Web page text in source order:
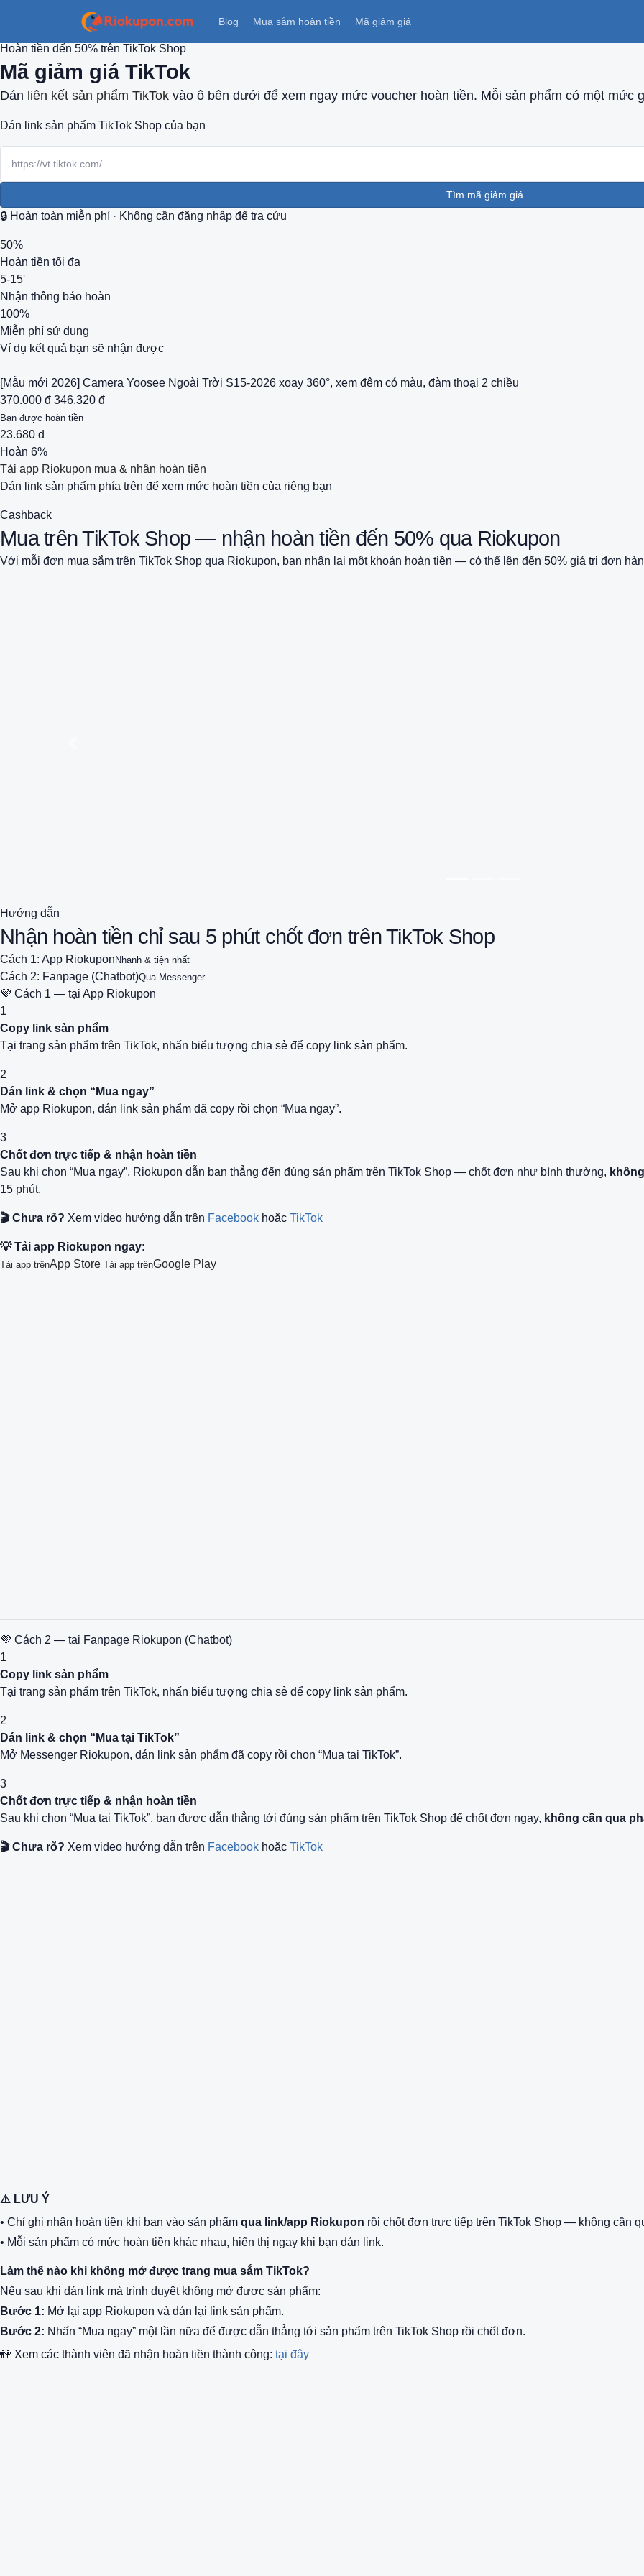
Blog Mua sắm hoàn tiền Mã giảm giá
Hoàn tiền đến 50% trên TikTok Shop
Mã giảm giá TikTok
Dán liên kết sản phẩm TikTok vào ô bên dưới để xem ngay mức voucher hoàn tiền. Mỗi sản phẩm có một mức
Dán link sản phẩm TikTok Shop của bạn
Tìm mã giảm giá
🔒 Hoàn toàn miễn phí · Không cần đăng nhập để tra cứu
50%
Hoàn tiền tối đa
5-15'
Nhận thông báo hoàn
100%
Miễn phí sử dụng
Ví dụ kết quả bạn sẽ nhận được
[Mẫu mới 2026] Camera Yoosee Ngoài Trời S15-2026 xoay 360°, xem đêm có màu, đàm thoại 2 chiều
370.000 đ 346.320 đ
Bạn được hoàn tiền
23.680 đ
Hoàn 6%
Tải app Riokupon mua & nhận hoàn tiền
Dán link sản phẩm phía trên để xem mức hoàn tiền của riêng bạn
Cashback
Mua trên TikTok Shop — nhận hoàn tiền đến 50% qua Riokupon
Với mỗi đơn mua sắm trên TikTok Shop qua Riokupon, bạn nhận lại một khoản hoàn tiền — có thể lên đến 50% giá trị đơn
Hướng dẫn
Nhận hoàn tiền chỉ sau 5 phút chốt đơn trên TikTok Shop
Cách 1: App Riokupon Nhanh & tiện nhất
Cách 2: Fanpage (Chatbot)Qua Messenger
💜 Cách 1 — tại App Riokupon
1
Copy link sản phẩm
Tại trang sản phẩm trên TikTok, nhấn biểu tượng chia sẻ để copy link sản phẩm.
2
Dán link & chọn “Mua ngay”
Mở app Riokupon, dán link sản phẩm đã copy rồi chọn “Mua ngay”.
3
Chốt đơn trực tiếp & nhận hoàn tiền
Sau khi chọn “Mua ngay”, Riokupon dẫn bạn thẳng đến đúng sản phẩm trên TikTok Shop — chốt đơn như bình thường,
15 phút.
🎬 Chưa rõ? Xem video hướng dẫn trên Facebook hoặc TikTok
💡 Tải app Riokupon ngay:
Tải app trênApp Store Tải app trênGoogle Play
💜 Cách 2 — tại Fanpage Riokupon (Chatbot)
1
Copy link sản phẩm
Tại trang sản phẩm trên TikTok, nhấn biểu tượng chia sẻ để copy link sản phẩm.
2
Dán link & chọn “Mua tại TikTok”
Mở Messenger Riokupon, dán link sản phẩm đã copy rồi chọn “Mua tại TikTok”.
3
Chốt đơn trực tiếp & nhận hoàn tiền
Sau khi chọn “Mua tại TikTok”, bạn được dẫn thẳng tới đúng sản phẩm trên TikTok Shop để chốt đơn ngay, không cần qua
🎬 Chưa rõ? Xem video hướng dẫn trên Facebook hoặc TikTok
⚠️ LƯU Ý
• Chỉ ghi nhận hoàn tiền khi bạn vào sản phẩm qua link/app Riokupon rồi chốt đơn trực tiếp trên TikTok Shop — không cần
• Mỗi sản phẩm có mức hoàn tiền khác nhau, hiển thị ngay khi bạn dán link.
Làm thế nào khi không mở được trang mua sắm TikTok?
Nếu sau khi dán link mà trình duyệt không mở được sản phẩm:
Bước 1: Mở lại app Riokupon và dán lại link sản phẩm.
Bước 2: Nhấn “Mua ngay” một lần nữa để được dẫn thẳng tới sản phẩm trên TikTok Shop rồi chốt đơn.
👫 Xem các thành viên đã nhận hoàn tiền thành công: tại đây